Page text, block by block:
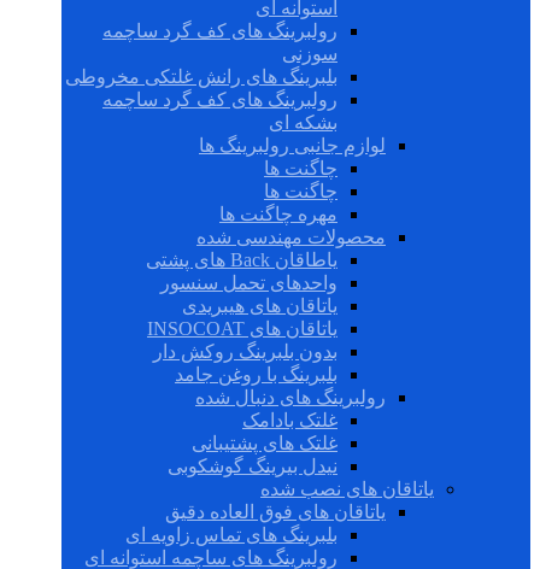
استوانه ای
رولبرینگ های کف گرد ساچمه
سوزنی
بلبرینگ های رانش غلتکی مخروطی
رولبرینگ های کف گرد ساچمه
بشکه ای
لوازم جانبی رولبرینگ ها
چاگنت ها
چاگنت ها
مهره چاگنت ها
محصولات مهندسی شده
یاطاقان Back های پشتی
واحدهای تحمل سنسور
یاتاقان های هیبریدی
یاتاقان های INSOCOAT
بدون بلبرینگ روکش دار
بلبرینگ با روغن جامد
رولبرینگ های دنبال شده
غلتک بادامک
غلتک های پشتیبانی
نیدل بیرینگ گوشکوبی
یاتاقان های نصب شده
یاتاقان های فوق العاده دقیق
بلبرینگ های تماس زاویه ای
رولبرینگ های ساچمه استوانه ای